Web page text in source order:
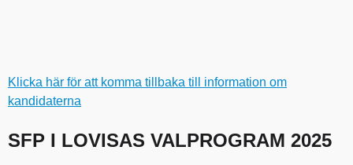
Klicka här för att komma tillbaka till information om
kandidaterna
SFP I LOVISAS VALPROGRAM 2025